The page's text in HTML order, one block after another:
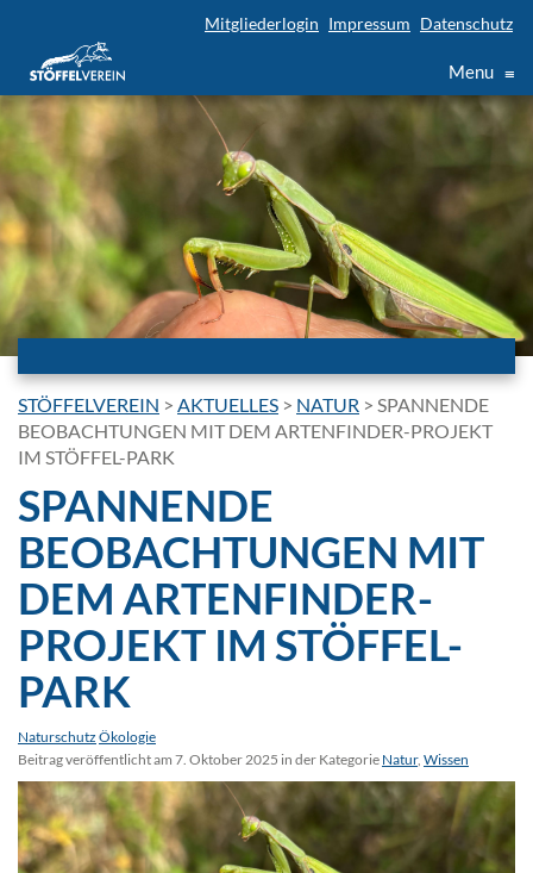
Mitgliederlogin Impressum Datenschutz
Menu ≡
STÖFFELVEREIN > AKTUELLES > NATUR > SPANNENDE
BEOBACHTUNGEN MIT DEM ARTENFINDER-PROJEKT
IM STÖFFEL-PARK
SPANNENDE
BEOBACHTUNGEN MIT
DEM ARTENFINDER-
PROJEKT IM STÖFFEL-
PARK
Naturschutz Ökologie
Beitrag veröffentlicht am 7. Oktober 2025 in der Kategorie Natur, Wissen